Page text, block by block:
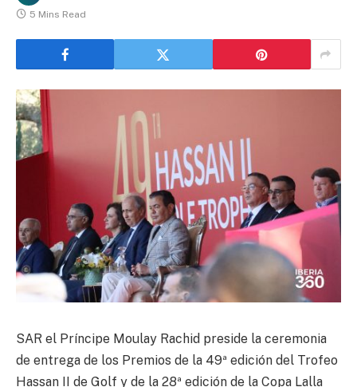
5 Mins Read
SAR el Príncipe Moulay Rachid preside la ceremonia
de entrega de los Premios de la 49ª edición del Trofeo
Hassan II de Golf y de la 28ª edición de la Copa Lalla